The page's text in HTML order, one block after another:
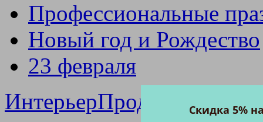
Профессиональные
Новый год и Рождество
23 февраля
ИнтерьерПродукцияСкидка 5%